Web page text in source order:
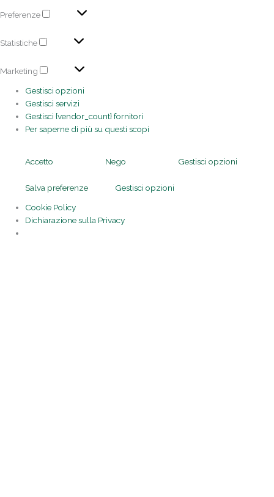
Preferenze
Statistiche
Marketing
Gestisci opzioni
Gestisci servizi
Gestisci {vendor_count} fornitori
Per saperne di più su questi scopi
Accetto Nego Gestisci opzioni
Salva preferenze
Gestisci opzioni
Cookie Policy
Dichiarazione sulla Privacy